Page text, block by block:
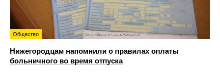
Общество
Нижегородцам напомнили о правилах оплаты
больничного во время отпуска